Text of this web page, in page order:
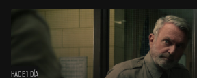
HACE 1 DÍA